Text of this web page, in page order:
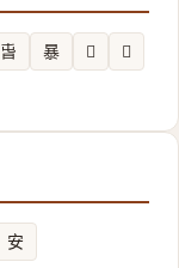
旾 暴 𭨂 𣍏
安